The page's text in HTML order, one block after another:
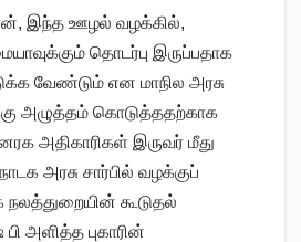
இந்த ஊழல் வழக்கில்,
தொடர்பு இருப்பதாக
வேண்டும் என மாநில அரசு
அழுத்தம் கொடுத்ததற்காக
அதிகாரிகள் இருவர் மீது
அரசு சார்பில் வழக்குப்
நலத்துறையின் கூடுதல்
அளித்த புகாரின்